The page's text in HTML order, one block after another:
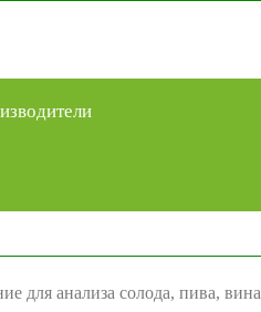
для анализа солода, пива, вина